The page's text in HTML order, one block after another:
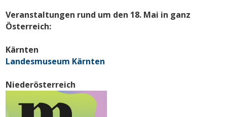
Veranstaltungen rund um den 18. Mai in ganz
Österreich:
Kärnten
Landesmuseum Kärnten
Niederösterreich